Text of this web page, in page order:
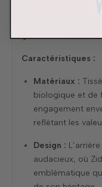
triomphant, non
en tant que
générations.
Caractéristiques :
Matériaux :
biologique et de
engagement
reflétant les
Design :
audacieux, où
emblématique